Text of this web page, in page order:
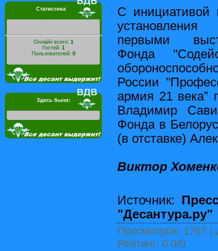
Статистика
Онлайн всего: 1
Гостей: 1
Пользователей: 0
Здесь были:
С инициативой
первыми
Фонда
России
армия 21 века”
Владимир
Фонда в
(в отставке)
Виктор
Источник:
"Десантура.ру"
Просмотров: 1767 |
Рейтинг: 0.0/0